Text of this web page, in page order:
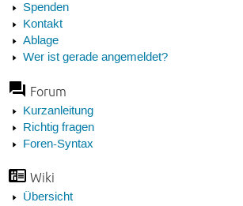
Spenden
Kontakt
Ablage
Wer ist gerade angemeldet?
Forum
Kurzanleitung
Richtig fragen
Foren-Syntax
Wiki
Übersicht